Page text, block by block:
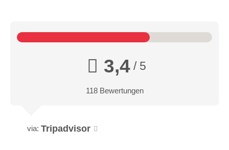
3,4/ 5
118 Bewertungen
via: Tripadvisor